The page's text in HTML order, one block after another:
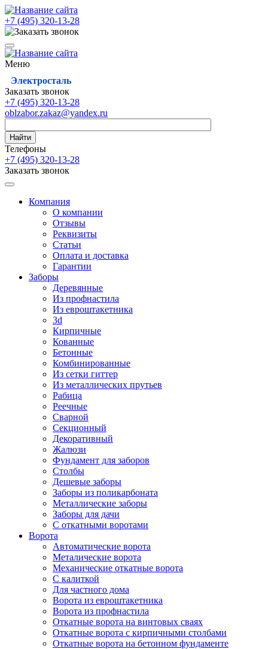
+7 (495) 320-13-28
Меню
Электросталь
Заказать звонок
+7 (495) 320-13-28
oblzabor.zakaz@yandex.ru
Найти
Телефоны
+7 (495) 320-13-28
Заказать звонок
Компания
О компании
Отзывы
Реквизиты
Статьи
Оплата и доставка
Гарантии
Заборы
Деревянные
Из профнастила
Из евроштакетника
3d
Кирпичные
Кованные
Бетонные
Комбинированные
Из сетки гиттер
Из металлических прутьев
Рабица
Реечные
Сварной
Секционный
Декоративный
Жалюзи
Фундамент для заборов
Столбы
Дешевые заборы
Заборы из поликарбоната
Металлические заборы
Заборы для дачи
С откатными воротами
Ворота
Автоматические ворота
Металические ворота
Механические откатные ворота
С калиткой
Для частного дома
Ворота из евроштакетника
Ворота из профнастила
Откатные ворота на винтовых сваях
Откатные ворота с кирпичными столбами
Откатные ворота на бетонном фундаменте